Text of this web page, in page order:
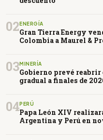
02ENERGÍA
Gran Tierra Energy
Colombia a Maurel &
03MINERÍA
Gobierno prevé
gradual a finales de
04PERÚ
Papa León XIV
Argentina y Perú en